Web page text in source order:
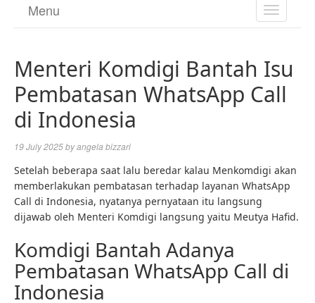
TOGGLE
Menu
Menteri Komdigi Bantah Isu
Pembatasan WhatsApp Call
di Indonesia
19 July 2025byangela bizzari
Setelah beberapa saat lalu beredar kalau Menkomdigi akan
memberlakukan pembatasan terhadap layanan WhatsApp
Call di Indonesia, nyatanya pernyataan itu langsung
dijawab oleh Menteri Komdigi langsung yaitu Meutya Hafid.
Komdigi Bantah Adanya
Pembatasan WhatsApp Call di
Indonesia